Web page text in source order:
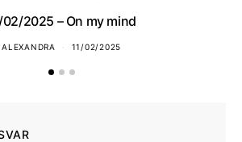
02/2025 – On my mind
ALEXANDRA 11/02/2025